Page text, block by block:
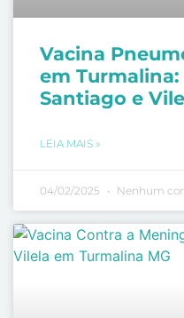
Vacina
em
Santiago e
LEIA MAIS »
04/02/2025 Nenhum